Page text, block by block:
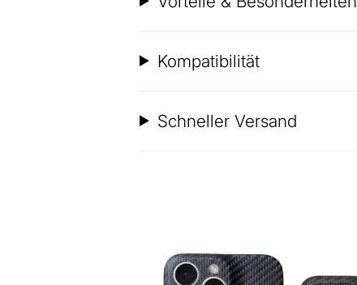
Kompatibilität
Schneller Versand